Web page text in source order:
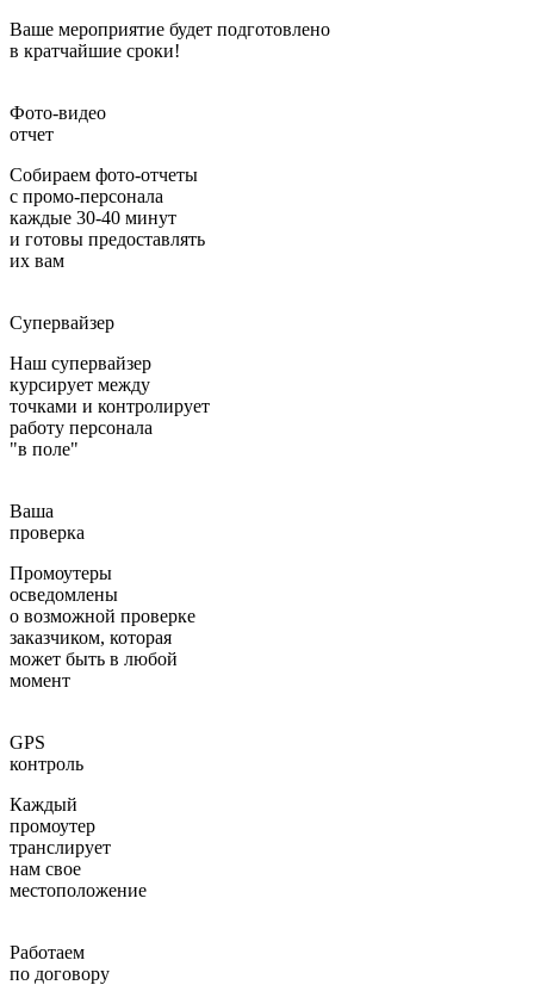
Ваше мероприятие будет подготовлено
в кратчайшие сроки!
Фото-видео
отчет
Собираем фото-отчеты
с промо-персонала
каждые 30-40 минут
и готовы предоставлять
их вам
Супервайзер
Наш супервайзер
курсирует между
точками и контролирует
работу персонала
"в поле"
Ваша
проверка
Промоутеры
осведомлены
о возможной проверке
заказчиком, которая
может быть в любой
момент
GPS
контроль
Каждый
промоутер
транслирует
нам свое
местоположение
Работаем
по договору